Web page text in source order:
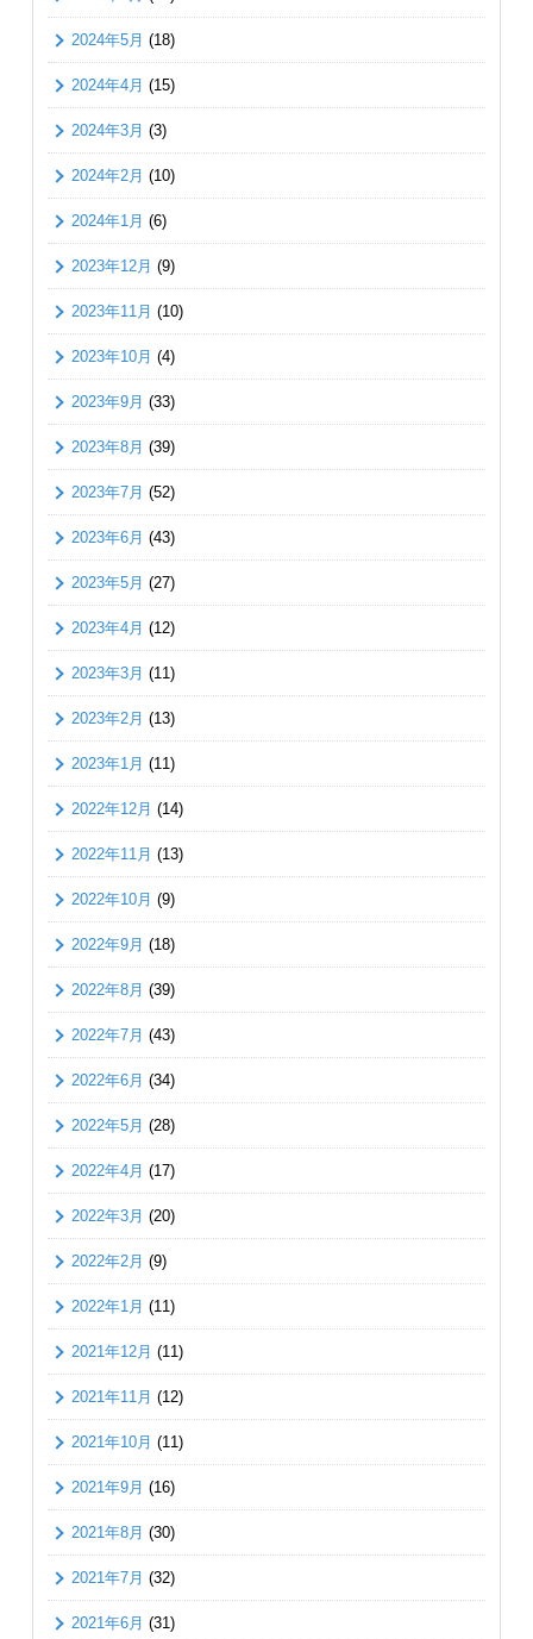
2024年5月 (18)
2024年4月 (15)
2024年3月 (3)
2024年2月 (10)
2024年1月 (6)
2023年12月 (9)
2023年11月 (10)
2023年10月 (4)
2023年9月 (33)
2023年8月 (39)
2023年7月 (52)
2023年6月 (43)
2023年5月 (27)
2023年4月 (12)
2023年3月 (11)
2023年2月 (13)
2023年1月 (11)
2022年12月 (14)
2022年11月 (13)
2022年10月 (9)
2022年9月 (18)
2022年8月 (39)
2022年7月 (43)
2022年6月 (34)
2022年5月 (28)
2022年4月 (17)
2022年3月 (20)
2022年2月 (9)
2022年1月 (11)
2021年12月 (11)
2021年11月 (12)
2021年10月 (11)
2021年9月 (16)
2021年8月 (30)
2021年7月 (32)
2021年6月 (31)